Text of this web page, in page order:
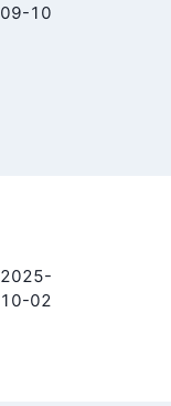
09-10
2025-
10-02